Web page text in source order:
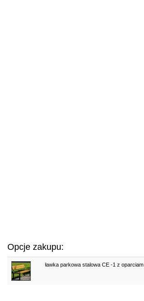
Czytaj więcej
Opcje zakupu:
ławka parkowa stalowa CE -1 z oparciam